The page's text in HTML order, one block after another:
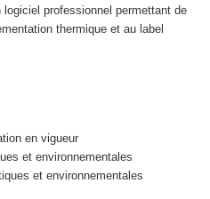
professionnel permettant de
thermique et au label
en vigueur
et environnementales
et environnementales